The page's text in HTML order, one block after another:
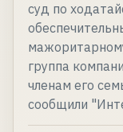
суд по
группа
членам его
сообщили